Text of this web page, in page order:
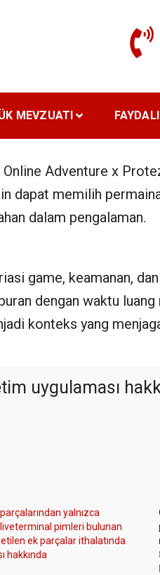
MEVZUATI
Adventure x
dapat memilih
dalam pengalaman.
game, keamanan,
dengan waktu
konteks yang
uygulaması
yalnızca
pimleri bulunan
ek parçalar ithalatında
hakkında